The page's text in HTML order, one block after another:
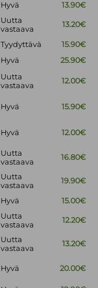
Hyvä 13.90€
Uutta
vastaava
13.20€
Tyydyttävä
15.90€
Hyvä
25.90€
Uutta
vastaava
12.00€
Hyvä 15.90€
Hyvä 12.00€
Uutta
vastaava
16.80€
Uutta
vastaava
19.90€
Hyvä 15.00€
Uutta
vastaava
12.20€
Uutta
vastaava
13.20€
Hyvä 20.00€